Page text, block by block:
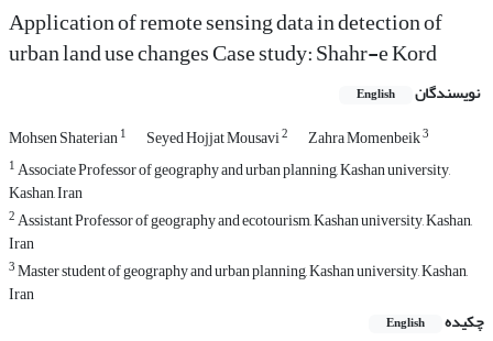
Application of remote sensing data in detection of
urban land use changes Case study: Shahr-e Kord
نویسندگان English
Mohsen Shaterian1 Seyed Hojjat Mousavi2 Zahra Momenbeik3
1Associate Professor of geography and urban planning, Kashan university,
Kashan, Iran
2Assistant Professor of geography and ecotourism, Kashan university, Kashan,
Iran
3Master student of geography and urban planning, Kashan university, Kashan,
Iran
چکیده
English